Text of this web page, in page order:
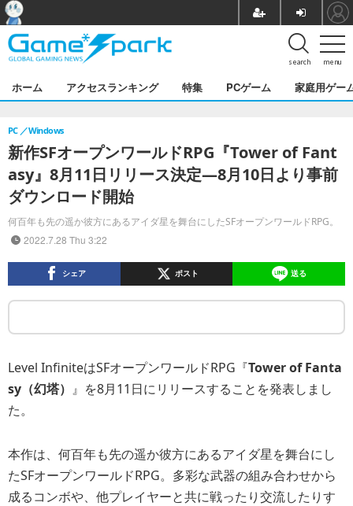
menu
search
ホーム アクセスランキング 特集 PCゲーム 家庭用ゲー
新作SFオープンワールドRPG『Tower of Fant
asy』8月11日リリース決定―8月10日より事前
ダウンロード開始
何百年も先の遥か彼方にあるアイダ星を舞台にしたSFオープンワールドRPG。
PC Windows
2022.7.28 Thu 3:22
シェア ポスト 送る
Level InfiniteはSFオープンワールドRPG『Tower of Fanta
sy（幻塔） 』を8月11日にリリースすることを発表しまし
た。
本作は、何百年も先の遥か彼方にあるアイダ星を舞台にし
たSFオープンワールドRPG。多彩な武器の組み合わせから
成るコンボや、他プレイヤーと共に戦ったり交流したりす